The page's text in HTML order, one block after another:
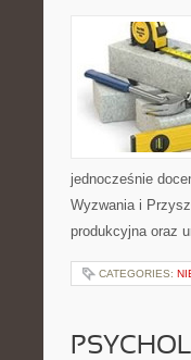
jednocześnie
Wyzwania i
produkcyjna oraz
CATEGORIES: